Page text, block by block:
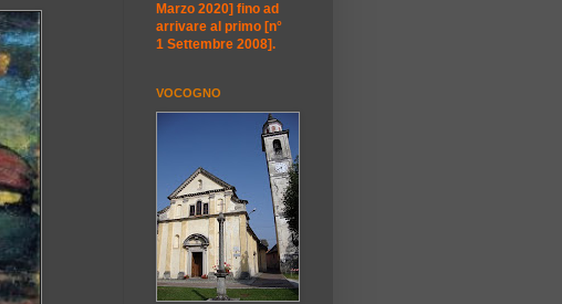
Marzo 2020] fino ad
arrivare al primo [n°
1 Settembre 2008].
VOCOGNO